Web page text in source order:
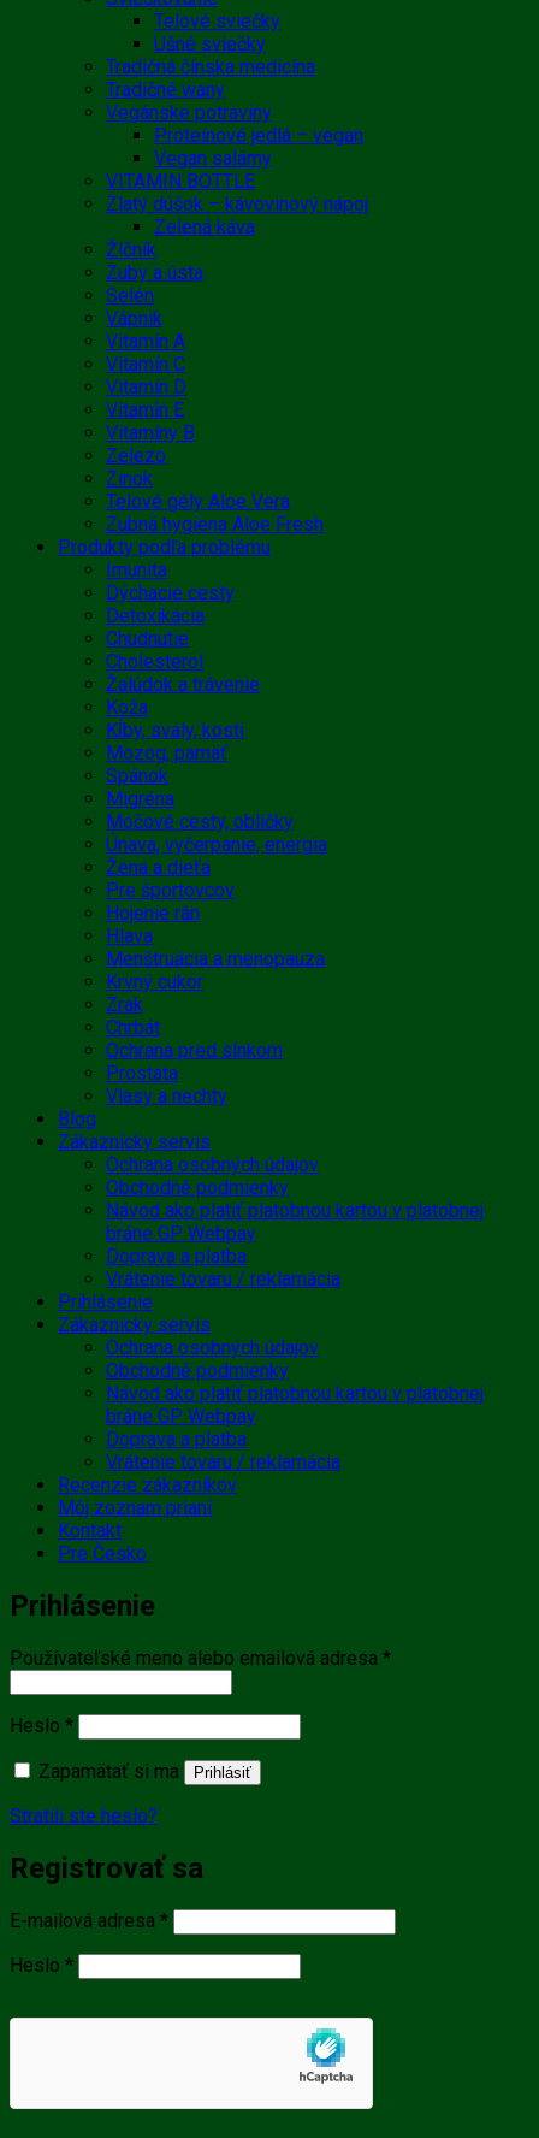
Telové sviečky
Ušné sviečky
Tradičná čínska medicína
Tradičné wany
Vegánske potraviny
Proteínové jedlá – vegan
Vegan salámy
VITAMIN BOTTLE
Zlatý dúšok – kávovinový nápoj
Zelená káva
Žlčník
Zuby a ústa
Selén
Vápnik
Vitamín A
Vitamín C
Vitamín D
Vitamín E
Vitamíny B
Zelezo
Zinok
Telové gély Aloe Vera
Zubná hygiena Aloe Fresh
Produkty podľa problému
Imunita
Dýchacie cesty
Detoxikácia
Chudnutie
Cholesterol
Žalúdok a trávenie
Koža
Kĺby, svaly, kosti
Mozog, pamäť
Spánok
Migréna
Močové cesty, obličky
Únava, vyčerpanie, energia
Žena a dieťa
Pre športovcov
Hojenie rán
Hlava
Menštruácia a menopauza
Krvný cukor
Zrak
Chrbát
Ochrana pred slnkom
Prostata
Vlasy a nechty
Blog
Zákaznícky servis
Ochrana osobných údajov
Obchodné podmienky
Návod ako platiť platobnou kartou v platobnej
bráne GP Webpay
Doprava a platba
Vrátenie tovaru / reklamácia
Prihlásenie
Zákaznícky servis
Ochrana osobných údajov
Obchodné podmienky
Návod ako platiť platobnou kartou v platobnej
bráne GP Webpay
Doprava a platba
Vrátenie tovaru / reklamácia
Recenzie zákazníkov
Môj zoznam prianí
Kontakt
Pre Česko
Prihlásenie
Používateľské meno alebo emailová adresa *Povinné
Heslo *Povinné
Zapamätať si ma Prihlásiť
Stratili ste heslo?
Registrovať sa
E-mailová adresa *Povinné
Heslo *Povinné